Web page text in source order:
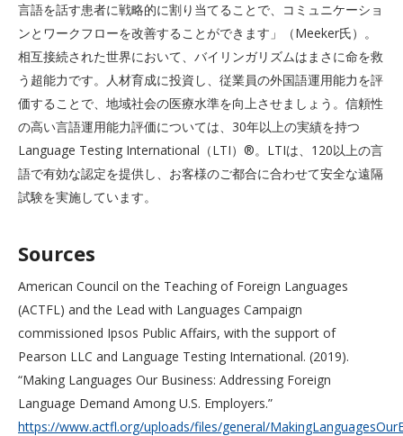
言語を話す患者に戦略的に割り当てることで、コミュニケーショ
ンとワークフローを改善することができます」（Meeker氏）。
相互接続された世界において、バイリンガリズムはまさに命を救
う超能力です。人材育成に投資し、従業員の外国語運用能力を評
価することで、地域社会の医療水準を向上させましょう。信頼性
の高い言語運用能力評価については、30年以上の実績を持つ
Language Testing International（LTI）®️。LTIは、120以上の言
語で有効な認定を提供し、お客様のご都合に合わせて安全な遠隔
試験を実施しています。
Sources
American Council on the Teaching of Foreign Languages
(ACTFL) and the Lead with Languages Campaign
commissioned Ipsos Public Affairs, with the support of
Pearson LLC and Language Testing International. (2019).
“Making Languages Our Business: Addressing Foreign
Language Demand Among U.S. Employers.”
https://www.actfl.org/uploads/files/general/